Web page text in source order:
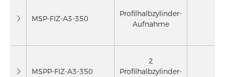
MSP-FIZ-A3-350
Profilhalbzylinder-
Aufnahme
MSPP-FIZ-A3-350
2
Profilhalbzylinder-